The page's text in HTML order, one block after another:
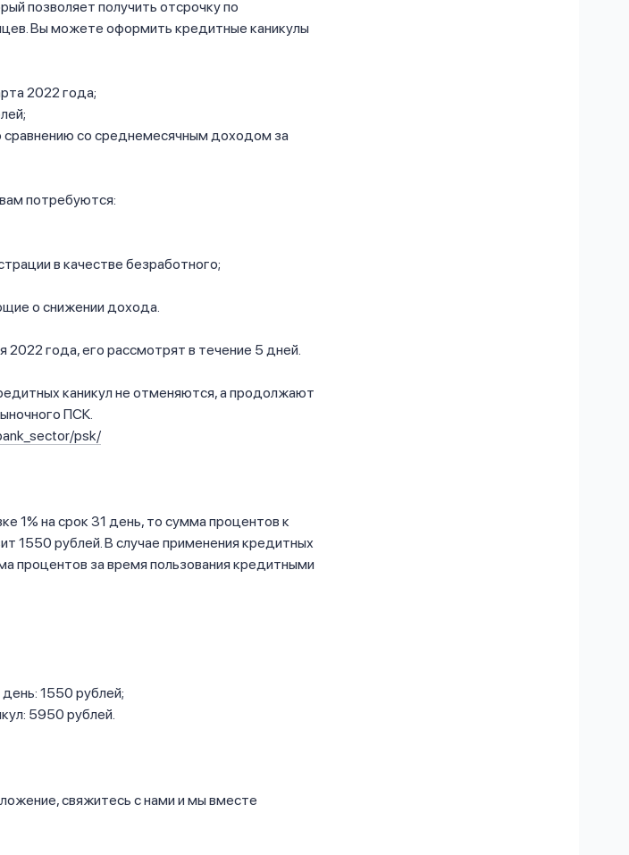
позволяет получить отсрочку по
Вы можете оформить кредитные каникулы
2022 года;
сравнению со среднемесячным доходом за
потребуются:
в качестве безработного;
о снижении дохода.
года, его рассмотрят в течение 5 дней.
каникул не отменяются, а продолжают
ПСК.
psk/
1% на срок 31 день, то сумма процентов к
1550 рублей. В случае применения кредитных
процентов за время пользования кредитными
1550 рублей;
5950 рублей.
свяжитесь с нами и мы вместе